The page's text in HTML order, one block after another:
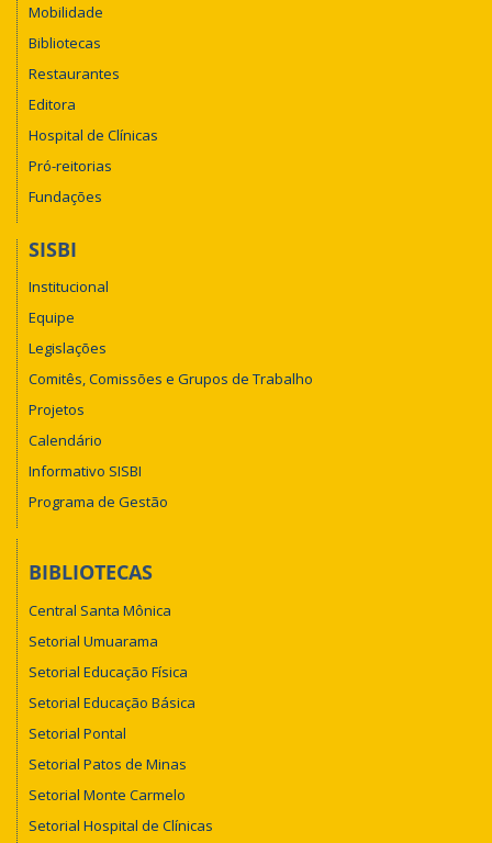
Mobilidade
Bibliotecas
Restaurantes
Editora
Hospital de Clínicas
Pró-reitorias
Fundações
SISBI
Institucional
Equipe
Legislações
Comitês, Comissões e Grupos de Trabalho
Projetos
Calendário
Informativo SISBI
Programa de Gestão
BIBLIOTECAS
Central Santa Mônica
Setorial Umuarama
Setorial Educação Física
Setorial Educação Básica
Setorial Pontal
Setorial Patos de Minas
Setorial Monte Carmelo
Setorial Hospital de Clínicas